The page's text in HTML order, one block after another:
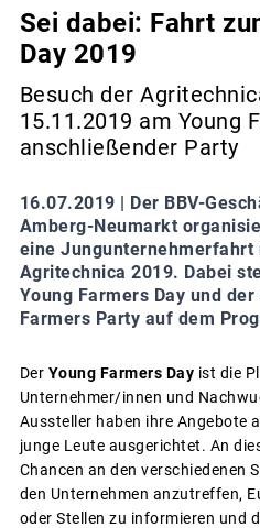
Sei dabei: Fahrt
Day 2019
Besuch der
15.11.2019 am Young
anschließender Party
16.07.2019 | Der BBV-
Amberg-Neumarkt
eine Jungunternehmerfahrt
Agritechnica 2019. Dabei
Young Farmers Day und
Farmers Party auf dem
Der Young Farmers Day ist die
Unternehmer/innen und
Aussteller haben ihre Angebote
junge Leute ausgerichtet. An
Chancen an den verschiedenen
den Unternehmen anzutreffen,
oder Stellen zu informieren und